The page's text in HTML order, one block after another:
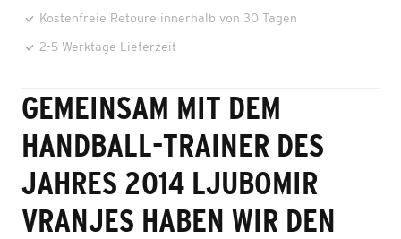
Kostenfreie Retoure innerhalb von 30 Tagen
2-5 Werktage Lieferzeit
GEMEINSAM MIT DEM
HANDBALL-TRAINER DES
JAHRES 2014 LJUBOMIR
VRANJES HABEN WIR DEN